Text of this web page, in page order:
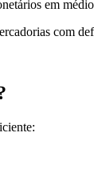
em
com